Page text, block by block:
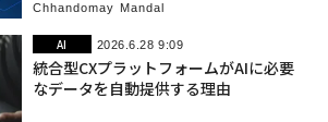
Chhandomay Mandal
AI 2026.6.28 9:09
統合型CXプラットフォームがAIに必要
なデータを自動提供する理由